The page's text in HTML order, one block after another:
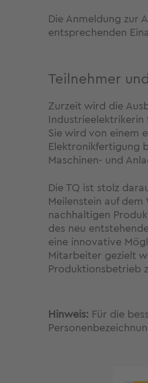
Die Anmeldung zur
entsprechenden
Teilnehmer
Zurzeit wird die
Industrieelektrikerin
Sie wird von einem
Elektronikfertigung
Maschinen- und
Die TQ ist stolz
Meilenstein auf
nachhaltigen
des neu
eine innovative
Mitarbeiter gezielt
Produktionsbetrieb
Hinweis: Für die